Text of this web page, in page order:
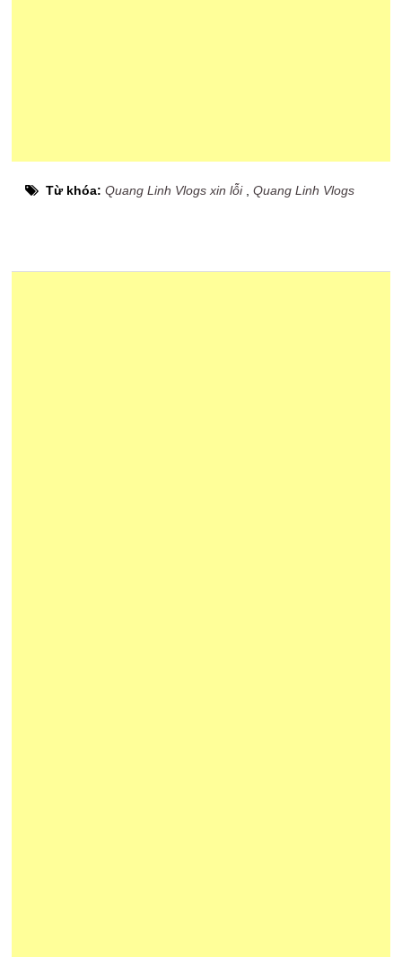
Từ khóa:Quang Linh Vlogs xin lỗi,Quang Linh Vlogs